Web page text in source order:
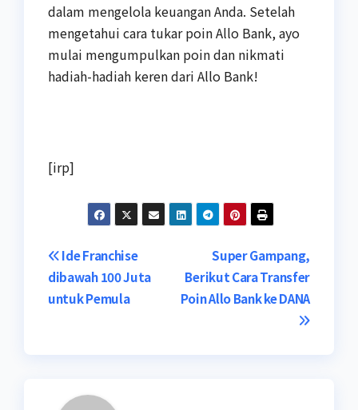
dalam mengelola keuangan Anda. Setelah
mengetahui cara tukar poin Allo Bank, ayo
mulai mengumpulkan poin dan nikmati
hadiah-hadiah keren dari Allo Bank!
[irp]
Navigasi
pos
Super Gampang,
Berikut Cara Transfer
Poin Allo Bank ke DANA
Ide Franchise
dibawah 100 Juta
untuk Pemula